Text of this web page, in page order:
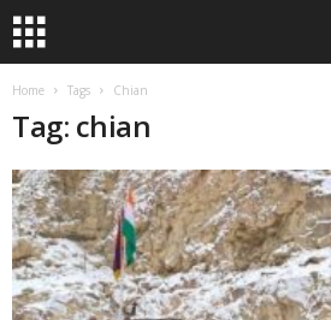
Home Tags Chian
Tag: chian